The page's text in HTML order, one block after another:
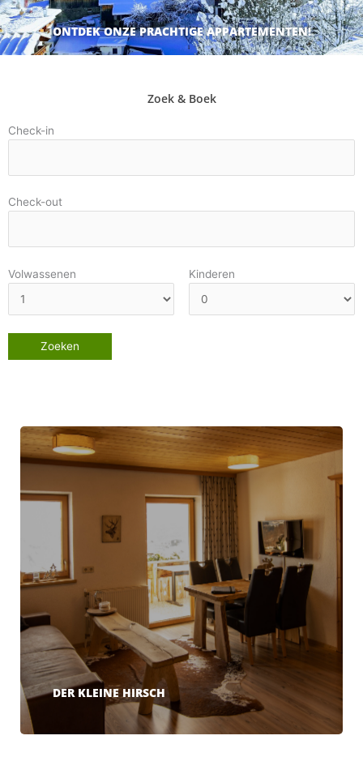
ONTDEK ONZE PRACHTIGE APPARTEMENTEN!
Zoek & Boek
Check-in
Check-out
Volwassenen Kinderen
DER KLEINE HIRSCH